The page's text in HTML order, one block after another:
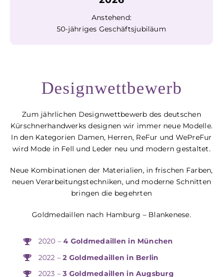
Anstehend:
50-jähriges Geschäftsjubiläum
Designwettbewerb
Zum jährlichen Designwettbewerb des deutschen
Kürschnerhandwerksdesignen wir immer neue Modelle.
In den Kategorien Damen, Herren, ReFur und WePreFur
wird Mode in Fell und Leder neu und modern gestaltet.
Neue Kombinationen der Materialien, in frischen Farben,
neuenVerarbeitungstechniken, und moderne Schnitten
bringen die begehrten
Goldmedaillen nach Hamburg – Blankenese.
2020 –4 Goldmedaillen in München
2022 –2 Goldmedaillen in Berlin
2023 –3 Goldmedaillen in Augsburg